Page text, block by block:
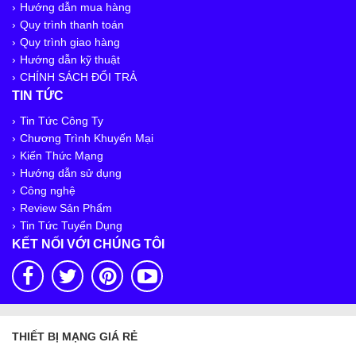
Hướng dẫn mua hàng
Quy trình thanh toán
Quy trình giao hàng
Hướng dẫn kỹ thuật
CHÍNH SÁCH ĐỔI TRẢ
TIN TỨC
Tin Tức Công Ty
Chương Trình Khuyến Mại
Kiến Thức Mạng
Hướng dẫn sử dụng
Công nghệ
Review Sản Phẩm
Tin Tức Tuyển Dụng
KẾT NỐI VỚI CHÚNG TÔI
THIẾT BỊ MẠNG GIÁ RẺ